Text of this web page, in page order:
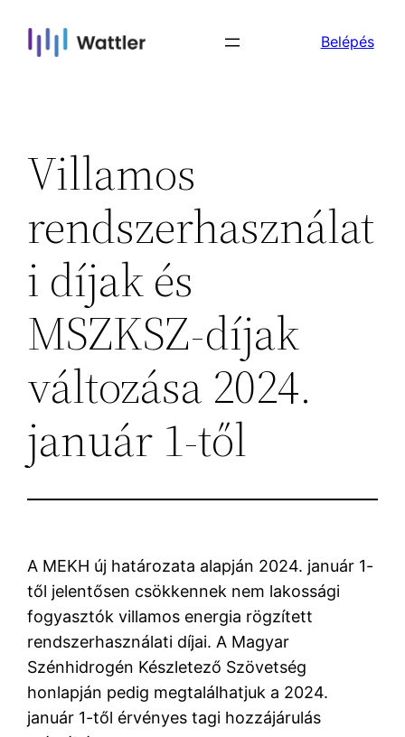
Belépés
Villamos
rendszerhasználat
i díjak és
MSZKSZ-díjak
változása 2024.
január 1-től
A MEKH új határozata alapján 2024. január 1-
től jelentősen csökkennek nem lakossági
fogyasztók villamos energia rögzített
rendszerhasználati díjai. A Magyar
Szénhidrogén Készletező Szövetség
honlapján pedig megtalálhatjuk a 2024.
január 1-től érvényes tagi hozzájárulás